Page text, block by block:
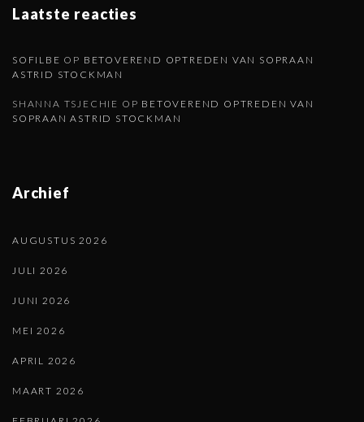
Laatste reacties
SOFILBE OP BETOVEREND OPTREDEN VAN SOPRAAN
ASTRID STOCKMAN
SHANNA TSJECHIE OP BETOVEREND OPTREDEN VAN
SOPRAAN ASTRID STOCKMAN
Archief
AUGUSTUS 2026
JULI 2026
JUNI 2026
MEI 2026
APRIL 2026
MAART 2026